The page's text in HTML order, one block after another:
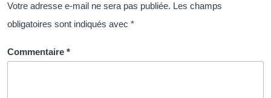
Votre adresse e-mail ne sera pas publiée. Les champs
obligatoires sont indiqués avec *
Commentaire *